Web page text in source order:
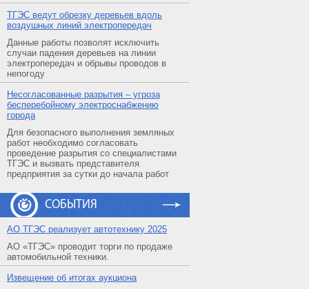
ТГЭС ведут обрезку деревьев вдоль
воздушных линий электропередач
Данные работы позволят исключить
случаи падения деревьев на линии
электропередач и обрывы проводов в
непогоду
Несогласованные разрытия – угроза
бесперебойному электроснабжению
города
Для безопасного выполнения земляных
работ необходимо согласовать
проведение разрытия со специалистами
ТГЭС и вызвать представителя
предприятия за сутки до начала работ
СОБЫТИЯ
АO ТГЭС реализует автотехнику 2025
АО «ТГЭС» проводит торги по продаже
автомобильной техники.
Извещение об итогах аукциона